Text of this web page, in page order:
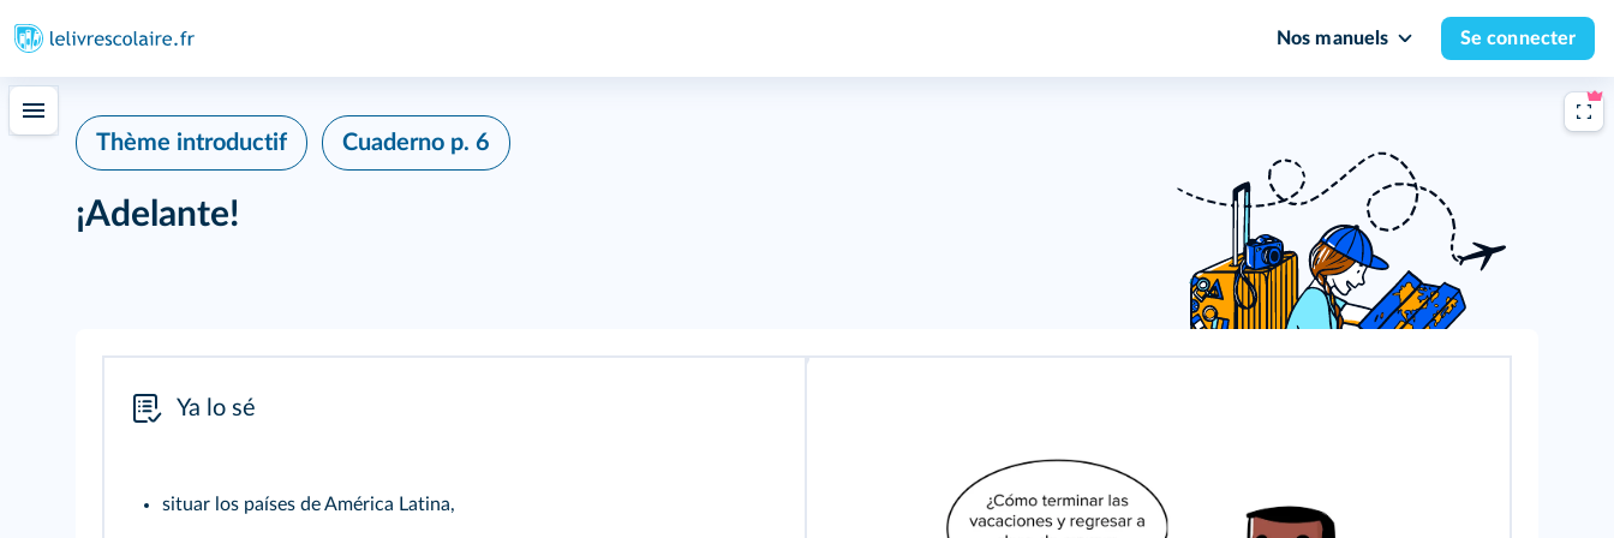
Nos manuels Se connecter
Thème introductif Cuaderno p. 6
¡Adelante!
Ya lo sé
situar los países de América Latina,